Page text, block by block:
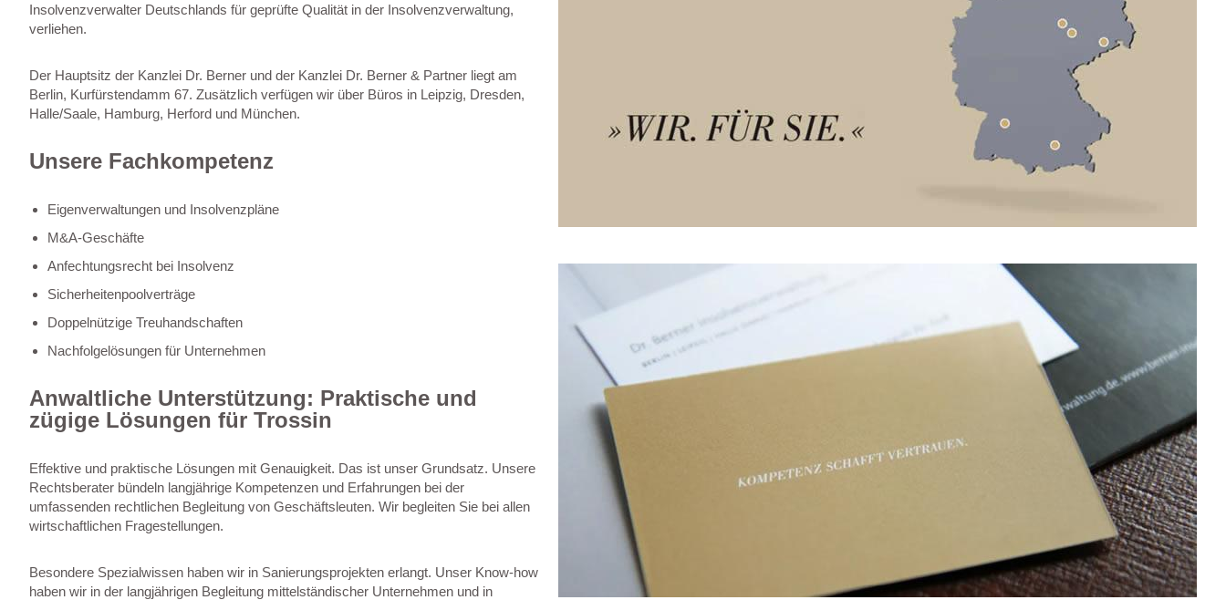
Insolvenzverwalter Deutschlands für geprüfte Qualität in der Insolvenzverwaltung,
verliehen.
Der Hauptsitz der Kanzlei Dr. Berner und der Kanzlei Dr. Berner & Partner liegt am
Berlin, Kurfürstendamm 67. Zusätzlich verfügen wir über Büros in Leipzig, Dresden,
Halle/Saale, Hamburg, Herford und München.
Unsere Fachkompetenz
Eigenverwaltungen und Insolvenzpläne
M&A-Geschäfte
Anfechtungsrecht bei Insolvenz
Sicherheitenpoolverträge
Doppelnützige Treuhandschaften
Nachfolgelösungen für Unternehmen
Anwaltliche Unterstützung: Praktische und
zügige Lösungen für Trossin
Effektive und praktische Lösungen mit Genauigkeit. Das ist unser Grundsatz. Unsere
Rechtsberater bündeln langjährige Kompetenzen und Erfahrungen bei der
umfassenden rechtlichen Begleitung von Geschäftsleuten. Wir begleiten Sie bei allen
wirtschaftlichen Fragestellungen.
Besondere Spezialwissen haben wir in Sanierungsprojekten erlangt. Unser Know-how
haben wir in der langjährigen Begleitung mittelständischer Unternehmen und in